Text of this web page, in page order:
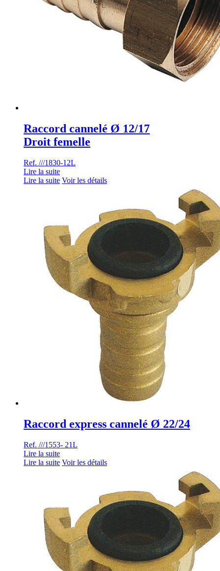
Raccord cannelé Ø 12/17
Droit femelle
Ref. ///1830-12L
Lire la suite
Lire la suite Voir les détails
Raccord express cannelé Ø 22/24
Ref. ///1553- 21L
Lire la suite
Lire la suite Voir les détails